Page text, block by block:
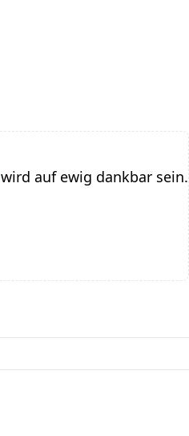
wird auf ewig dankbar sein.